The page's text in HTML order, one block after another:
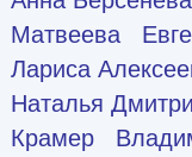
Матвеева
Лариса
Наталья
Крамер